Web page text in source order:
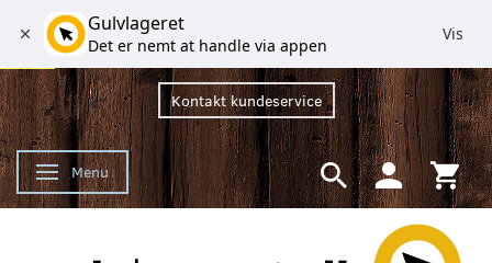
Kontakt kundeservice
Skifte navigation
Menu
Gulvlageret
Det er nemt at handle via appen
Vis